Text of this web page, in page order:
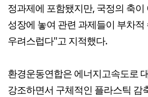
정과제에 포함됐지만, 국정의 축이
성장에 놓여 관련 과제들이 부차
우려스럽다"고 지적했다.
환경운동연합은 에너지고속도로
강조하면서 구체적인 플라스틱 감